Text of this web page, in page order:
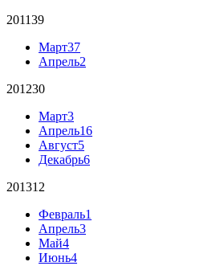
201139
Март37
Апрель2
201230
Март3
Апрель16
Август5
Декабрь6
201312
Февраль1
Апрель3
Май4
Июнь4